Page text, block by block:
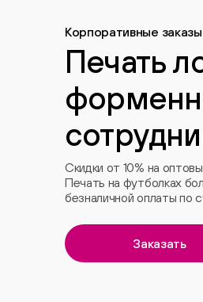
Корпоративные заказы
Печать
Скидки от 10% на
Печать на футболках
безналичной оплаты по
Заказать